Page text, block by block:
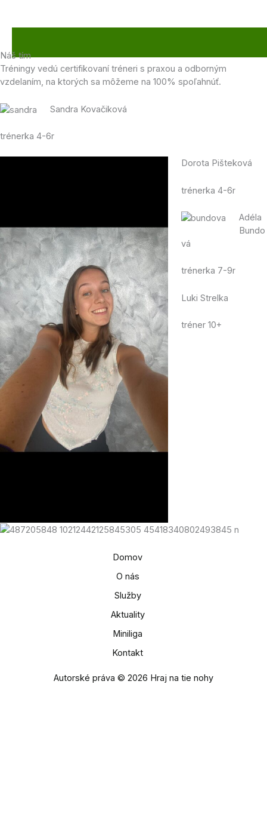
Náš tím
Tréningy vedú certifikovaní tréneri s praxou a odborným
vzdelaním, na ktorých sa môžeme na 100% spoľahnúť.
Sandra Kovačiková
trénerka 4-6r
Dorota Pišteková
trénerka 4-6r
Adéla
Bundo
vá
trénerka 7-9r
Luki Strelka
tréner 10+
Domov
O nás
Služby
Aktuality
Miniliga
Kontakt
Autorské práva © 2026 Hraj na tie nohy